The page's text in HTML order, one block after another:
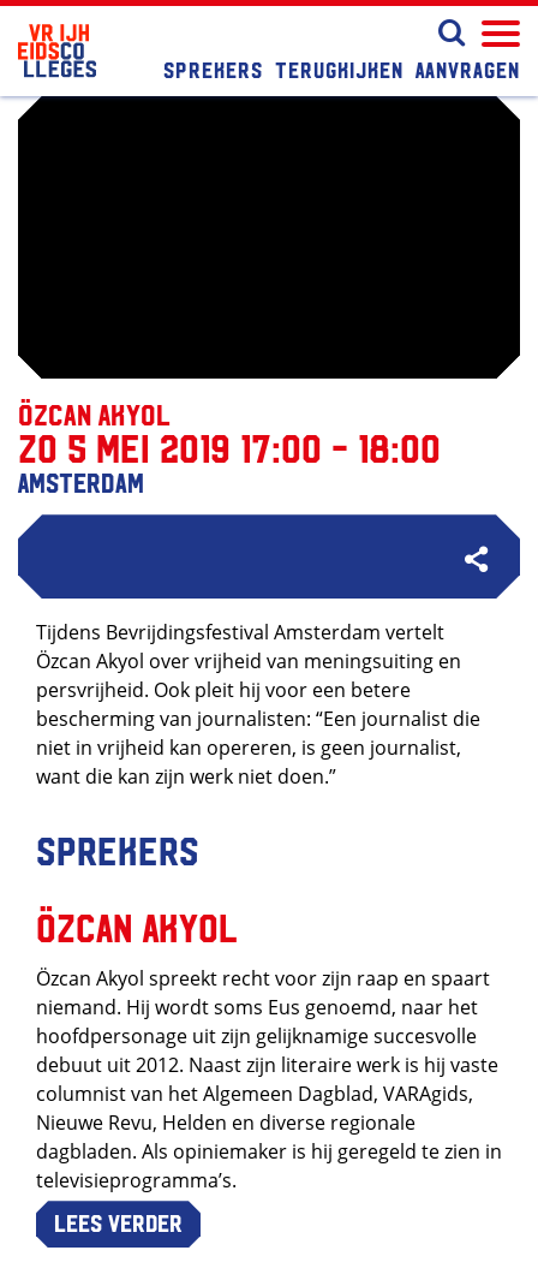
Sprekers Terugkijken Aanvragen
Özcan Akyol
zo 5 mei 2019 17:00 - 18:00
Amsterdam
Tijdens Bevrijdingsfestival Amsterdam vertelt
Özcan Akyol over vrijheid van meningsuiting en
persvrijheid. Ook pleit hij voor een betere
bescherming van journalisten: “Een journalist die
niet in vrijheid kan opereren, is geen journalist,
want die kan zijn werk niet doen.”
Sprekers
Özcan Akyol
Özcan Akyol spreekt recht voor zijn raap en spaart
niemand. Hij wordt soms Eus genoemd, naar het
hoofdpersonage uit zijn gelijknamige succesvolle
debuut uit 2012. Naast zijn literaire werk is hij vaste
columnist van het Algemeen Dagblad, VARAgids,
Nieuwe Revu, Helden en diverse regionale
dagbladen. Als opiniemaker is hij geregeld te zien in
televisieprogramma’s.
Lees verder